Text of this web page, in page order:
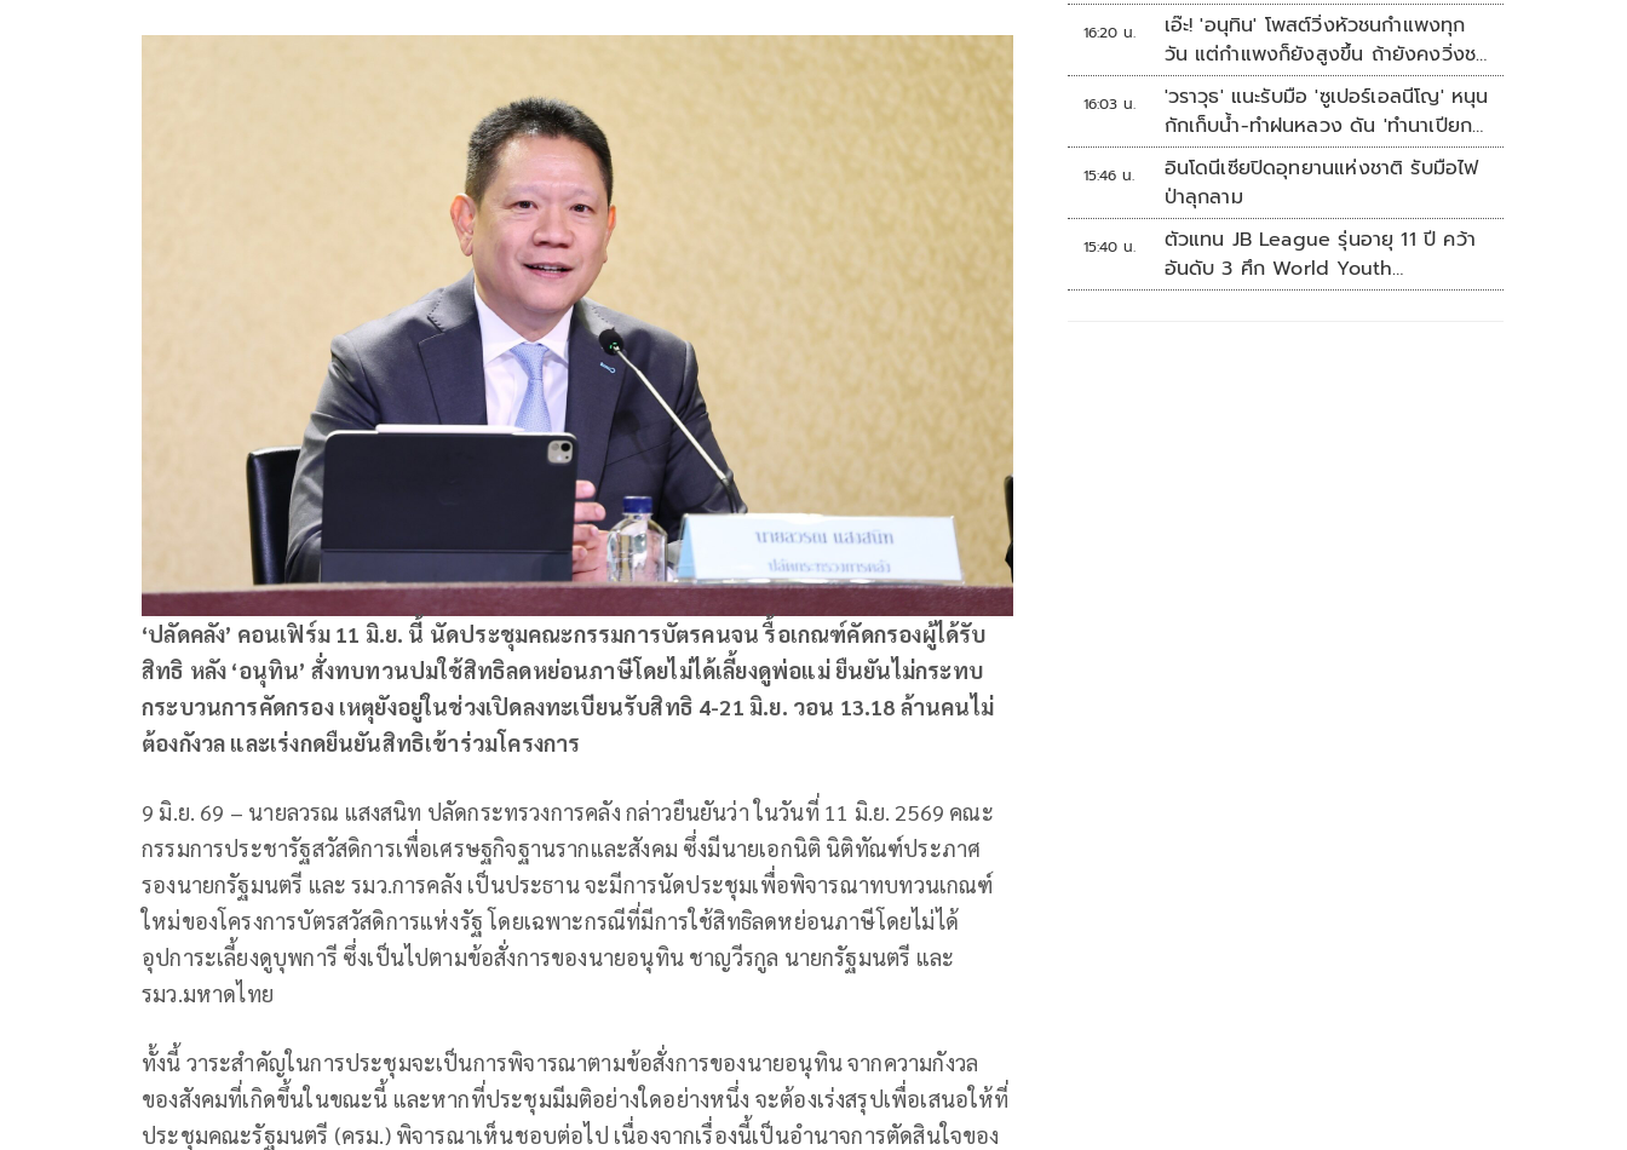
‘ปลัดคลัง’ คอนเฟิร์ม 11 มิ.ย. นี้ นัดประชุมคณะกรรมการบัตรคนจน รื้อเกณฑ์คัดกรองผู้ได้รับ
สิทธิ หลัง ‘อนุทิน’ สั่งทบทวนปมใช้สิทธิลดหย่อนภาษีโดยไม่ได้เลี้ยงดูพ่อแม่ ยืนยันไม่กระทบ
กระบวนการคัดกรอง เหตุยังอยู่ในช่วงเปิดลงทะเบียนรับสิทธิ 4-21 มิ.ย. วอน 13.18 ล้านคนไม่
ต้องกังวล และเร่งกดยืนยันสิทธิเข้าร่วมโครงการ
9 มิ.ย. 69 – นายลวรณ แสงสนิท ปลัดกระทรวงการคลัง กล่าวยืนยันว่า ในวันที่ 11 มิ.ย. 2569 คณะ
กรรมการประชารัฐสวัสดิการเพื่อเศรษฐกิจฐานรากและสังคม ซึ่งมีนายเอกนิติ นิติทัณฑ์ประภาศ
รองนายกรัฐมนตรี และ รมว.การคลัง เป็นประธาน จะมีการนัดประชุมเพื่อพิจารณาทบทวนเกณฑ์
ใหม่ของโครงการบัตรสวัสดิการแห่งรัฐ โดยเฉพาะกรณีที่มีการใช้สิทธิลดหย่อนภาษีโดยไม่ได้
อุปการะเลี้ยงดูบุพการี ซึ่งเป็นไปตามข้อสั่งการของนายอนุทิน ชาญวีรกูล นายกรัฐมนตรี และ
รมว.มหาดไทย
ทั้งนี้ วาระสำคัญในการประชุมจะเป็นการพิจารณาตามข้อสั่งการของนายอนุทิน จากความกังวล
ของสังคมที่เกิดขึ้นในขณะนี้ และหากที่ประชุมมีมติอย่างใดอย่างหนึ่ง จะต้องเร่งสรุปเพื่อเสนอให้ที่
ประชุมคณะรัฐมนตรี (ครม.) พิจารณาเห็นชอบต่อไป เนื่องจากเรื่องนี้เป็นอำนาจการตัดสินใจของ
16:20 น.
เอ๊ะ! 'อนุทิน' โพสต์วิ่งหัวชนกำแพงทุก
วัน แต่กำแพงก็ยังสูงขึ้น ถ้ายังคงวิ่งชน
อยู่มันก็เจ็บหัวอีก
16:03 น.
'วราวุธ' แนะรับมือ 'ซูเปอร์เอลนีโญ' หนุน
กักเก็บน้ำ-ทำฝนหลวง ดัน 'ทำนาเปียก
สลับแห้ง'
15:46 น.
อินโดนีเซียปิดอุทยานแห่งชาติ รับมือไฟ
ป่าลุกลาม
15:40 น.
ตัวแทน JB League รุ่นอายุ 11 ปี คว้า
อันดับ 3 ศึก World Youth
Championship 2026 ที่สิงคโปร์